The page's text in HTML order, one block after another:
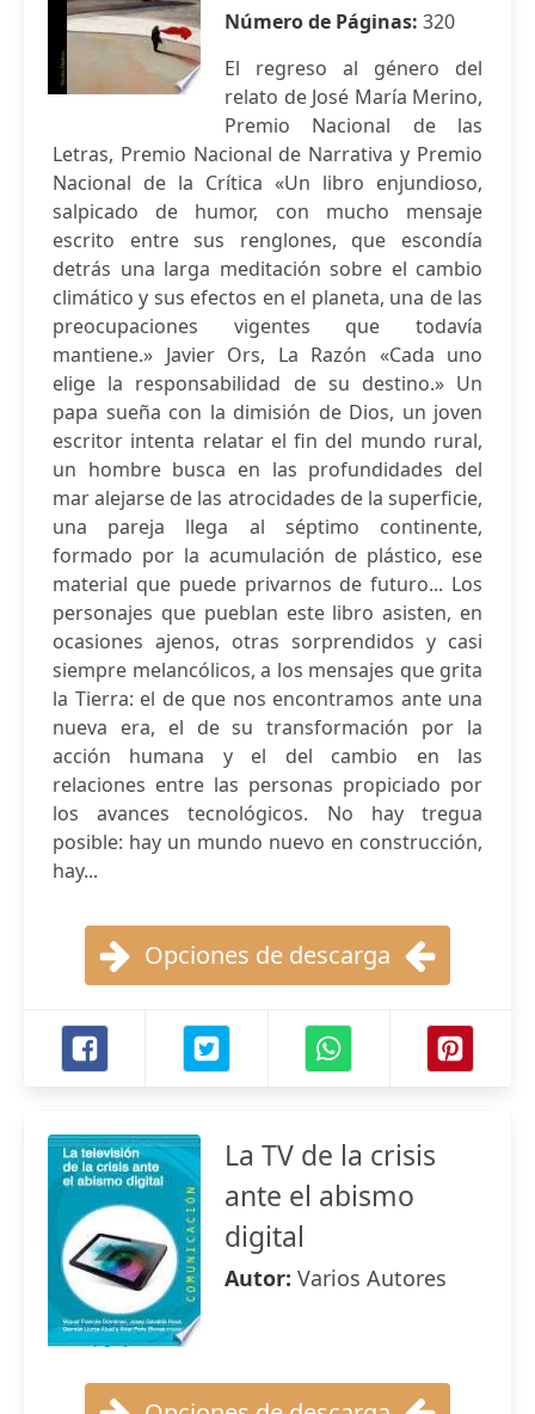
Número de Páginas: 320
El regreso al género del
relato de José María Merino,
Premio Nacional de las
Letras, Premio Nacional de Narrativa y Premio
Nacional de la Crítica «Un libro enjundioso,
salpicado de humor, con mucho mensaje
escrito entre sus renglones, que escondía
detrás una larga meditación sobre el cambio
climático y sus efectos en el planeta, una de las
preocupaciones vigentes que todavía
mantiene.» Javier Ors, La Razón «Cada uno
elige la responsabilidad de su destino.» Un
papa sueña con la dimisión de Dios, un joven
escritor intenta relatar el fin del mundo rural,
un hombre busca en las profundidades del
mar alejarse de las atrocidades de la superficie,
una pareja llega al séptimo continente,
formado por la acumulación de plástico, ese
material que puede privarnos de futuro... Los
personajes que pueblan este libro asisten, en
ocasiones ajenos, otras sorprendidos y casi
siempre melancólicos, a los mensajes que grita
la Tierra: el de que nos encontramos ante una
nueva era, el de su transformación por la
acción humana y el del cambio en las
relaciones entre las personas propiciado por
los avances tecnológicos. No hay tregua
posible: hay un mundo nuevo en construcción,
hay...
Opciones de descarga
La TV de la crisis
ante el abismo
digital
Autor: Varios Autores